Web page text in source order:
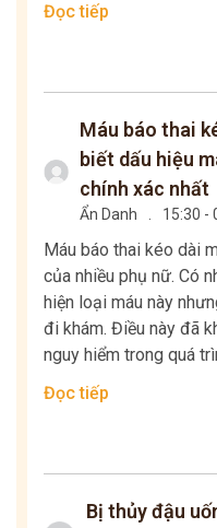
Đọc tiếp
Máu báo thai
biết dấu hiệu
chính xác nhất
Ẩn Danh 15:30 -
Máu báo thai kéo dài
của nhiều phụ nữ. Có
hiện loại máu này
đi khám. Điều này đã
nguy hiểm trong quá
Đọc tiếp
Bị thủy đậu